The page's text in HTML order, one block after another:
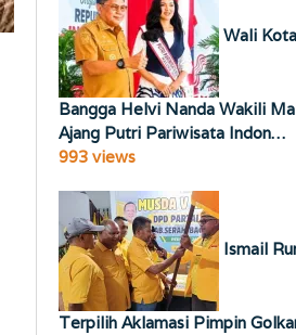
Wali
Bangga Helvi Nanda Wakili
Ajang Putri Pariwisata Indon…
993 views
Ismail
Terpilih Aklamasi Pimpin